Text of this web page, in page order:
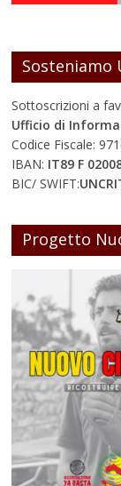
Sosteniamo
Sottoscrizioni a
Ufficio di
Codice Fiscale:
IBAN: IT89 F
BIC/ SWIFT:
Progetto